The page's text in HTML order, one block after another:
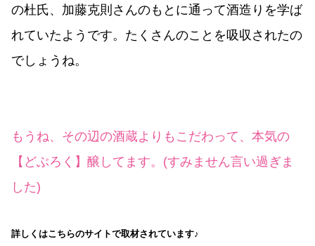
の杜氏、加藤克則さんのもとに通って酒造りを学ば
れていたようです。たくさんのことを吸収されたの
でしょうね。
もうね、その辺の酒蔵よりもこだわって、本気の
【どぶろく】醸してます。(すみません言い過ぎま
した)
詳しくはこちらのサイトで取材されています♪